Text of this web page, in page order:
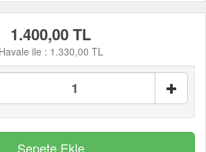
1.400,00 TL
Havale ile : 1.330,00 TL